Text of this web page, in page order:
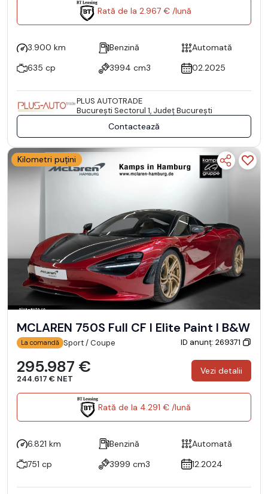
Rată de la 2.967 € /lună
3.900 km Benzină
Automată
635 cp
3994 cm3 02.2025
PLUS AUTOTRADE
Bucureşti Sectorul 1, Județ București
Contactează
Kilometri puțini
MCLAREN 750S Full CF I Elite Paint I B&W
La comandă Sport / Coupe ID anunț: 269371
295.987 €
244.617 € NET
Vezi detalii
Rată de la 4.291 € /lună
6.821 km Benzină
Automată
751 cp
3999 cm3 12.2024